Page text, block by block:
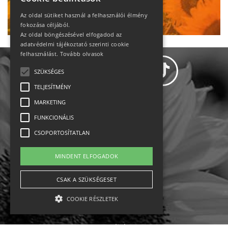
Ne maradj le!
Állásajánlatok
Impresszum-kapcsolat
Jogi nyilatkozat
Az oldal sütiket használ a felhasználói élmény
fokozása céljából.
Az oldal böngészésével elfogadod az
adatvédelmi tájékoztató szerinti cookie
felhasználást. Tovább olvasok
SZÜKSÉGES
TELJESÍTMÉNY
MARKETING
FUNKCIONÁLIS
CSOPORTOSÍTATLAN
MINDENT ELFOGADOK
CSAK A SZÜKSÉGESET
COOKIE RÉSZLETEK